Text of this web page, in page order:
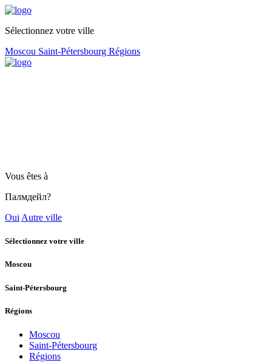
Sélectionnez votre ville
Moscou Saint-Pétersbourg Régions
Vous êtes à
Палмдейл?
Oui Autre ville
Sélectionnez votre ville
Moscou
Saint-Pétersbourg
Régions
Moscou
Saint-Pétersbourg
Régions